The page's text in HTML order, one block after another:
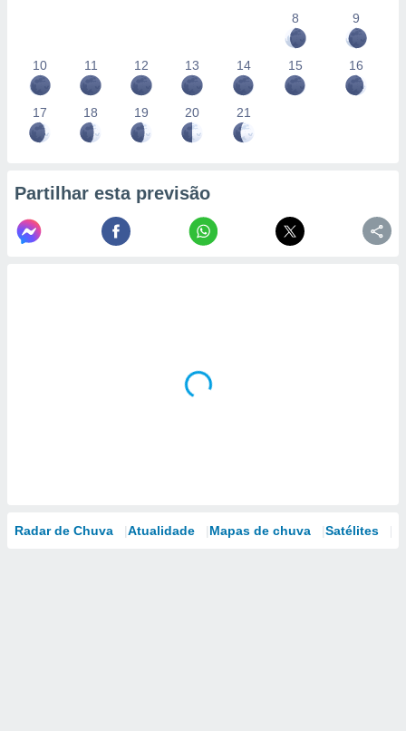
8
9
10 11 12 13 14 15 16
17 18 19 20 21
Partilhar esta previsão
Radar de Chuva Atualidade Mapas de chuva Satélites